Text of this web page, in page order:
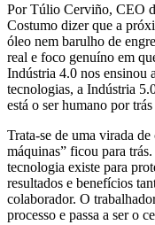
Por Túlio Cerviño, CEO
Costumo dizer que a
óleo nem barulho de
real e foco genuíno em
Indústria 4.0 nos ensinou
tecnologias, a Indústria
está o ser humano por
Trata-se de uma virada
máquinas” ficou para
tecnologia existe para
resultados e benefícios
colaborador. O
processo e passa a ser o